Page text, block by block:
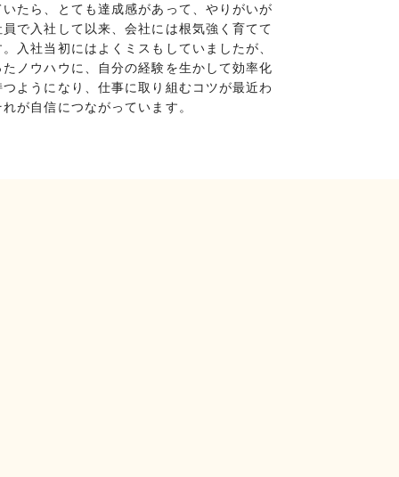
たら、とても達成感があって、やりがいが
で入社して以来、会社には根気強く育てて
入社当初にはよくミスもしていましたが、
ノウハウに、自分の経験を生かして効率化
ようになり、仕事に取り組むコツが最近わ
が自信につながっています。